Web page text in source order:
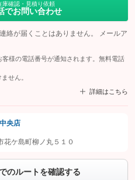
庫確認・見積り依頼
でお問い合わせ
絡が届くことはありません。 メールア
様の電話番号が通知されます。無料電話
せん。
詳細はこちら
ち追加してから「許可する」ボタンを押
プして問い合わせを
央店
花ケ島町柳ノ丸５１０
のルートを確認する